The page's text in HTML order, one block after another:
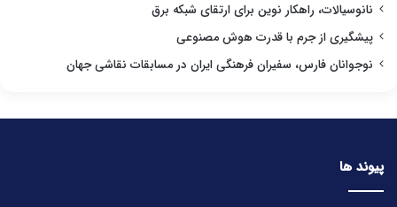
نانوسیالات، راهکار نوین برای ارتقای شبکه برق
پیشگیری از جرم با قدرت هوش مصنوعی
نوجوانان فارس، سفیران فرهنگی ایران در مسابقات نقاشی جهان
پیوند ها